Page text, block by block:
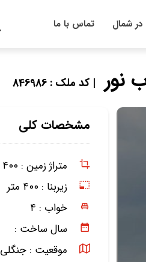
شمال تماس با ما
نور | کد ملک : 846986
مشخصات کلی
متراژ زمین : ۴۰۰ متر
زیربنا : ۴۰۰ متر
خواب : ۴
سال ساخت :
موقعیت : جنگلی